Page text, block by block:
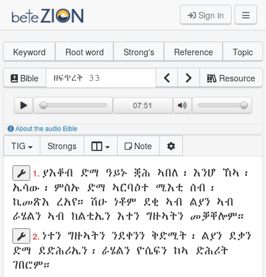
Sign in
Keyword Root word Strong's Reference Topic
Bible Resource
TIG Strongs Note
1. ያእቆብ ድማ ዓይኑ ቛሕ ኣበለ ፡ እንሆ ኸኣ፡
ኤሳው፡ ምስኡ ድማ ኣርባዕተ ሚእቲ ሰብ ፡
ኪመጽእ
ረአየ። ሽዑ ነቶም ደቂ ኣብ ልያን ኣብ
ራሄልን ኣብ ክልቲኤን እተን ግዙኣትን መቓቐሎም።
2. ነተን ግዙኣትን ንደቀንን ቅድሚት ፡ ልያን ደቃን
ድማ ደድሕሪኤን ፡ ራሄልን ዮሴፍን ከኣ ድሕሪት
ገበሮም።